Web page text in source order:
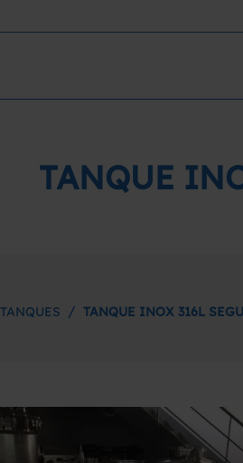
TANQUE
TANQUES / TANQUE INOX 316L